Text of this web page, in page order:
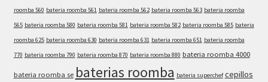
roomba 560 bateria roomba 561 bateria roomba 562 bateria roomba 563 bateria roomba
565 bateria roomba 580 bateria roomba 581 bateria roomba 582 bateria roomba 585 bateria
roomba 625 bateria roomba 630 bateria roomba 631 bateria roomba 651 bateria roomba
770 bateria roomba 790 bateria roomba 870 bateria roomba 880 bateria roomba 4000
bateria roomba se baterias roomba bateria superchef cepillos